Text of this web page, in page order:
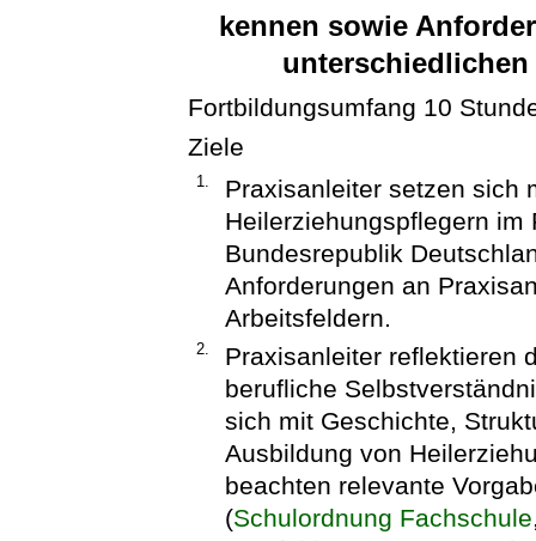
kennen sowie
Fortbildungsumfang 10
Ziele
1.
Praxisanleiter setzen sich
Heilerziehungspflegern im
Bundesrepublik
Anforderungen an
Arbeitsfeldern.
2.
Praxisanleiter reflektieren
berufliche
sich mit Geschichte,
Ausbildung von
beachten relevante
(Schulordnung Fachschule